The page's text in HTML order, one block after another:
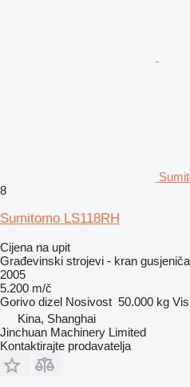
8
Sumitomo LS118RH
Cijena na upit
Građevinski strojevi - kran
2005
5.200 m/č
Gorivo dizel Nosivost 50.000 kg
Kina, Shanghai
Jinchuan Machinery Limited
Kontaktirajte prodavatelja